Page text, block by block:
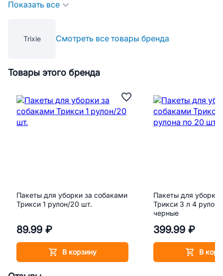
Показать все
Trixie Смотреть все товары бренда
Товары этого бренда
Пакеты для уборки за собаками
Трикси 1 рулон/20 шт.
89.99 ₽
В корзину
Пакеты для уборки
Трикси 3 л 4
черные
399.99 ₽
В